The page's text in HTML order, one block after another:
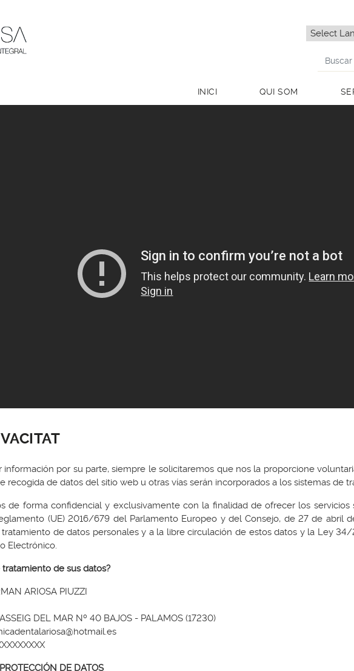
INICI QUI SOM
por su parte, siempre le solicitaremos que nos la proporcione
recogida de datos del sitio web u otras vías serán incorporados a los sistemas de
de forma confidencial y exclusivamente con la finalidad de ofrecer los
(UE) 2016/679 del Parlamento Europeo y del Consejo, de 27 de abril
de datos personales y a la libre circulación de estos datos y la Ley
Electrónico.
de sus datos?
ARIOSA PIUZZI
DEL MAR Nº 40 BAJOS - PALAMOS (17230)
DE DATOS